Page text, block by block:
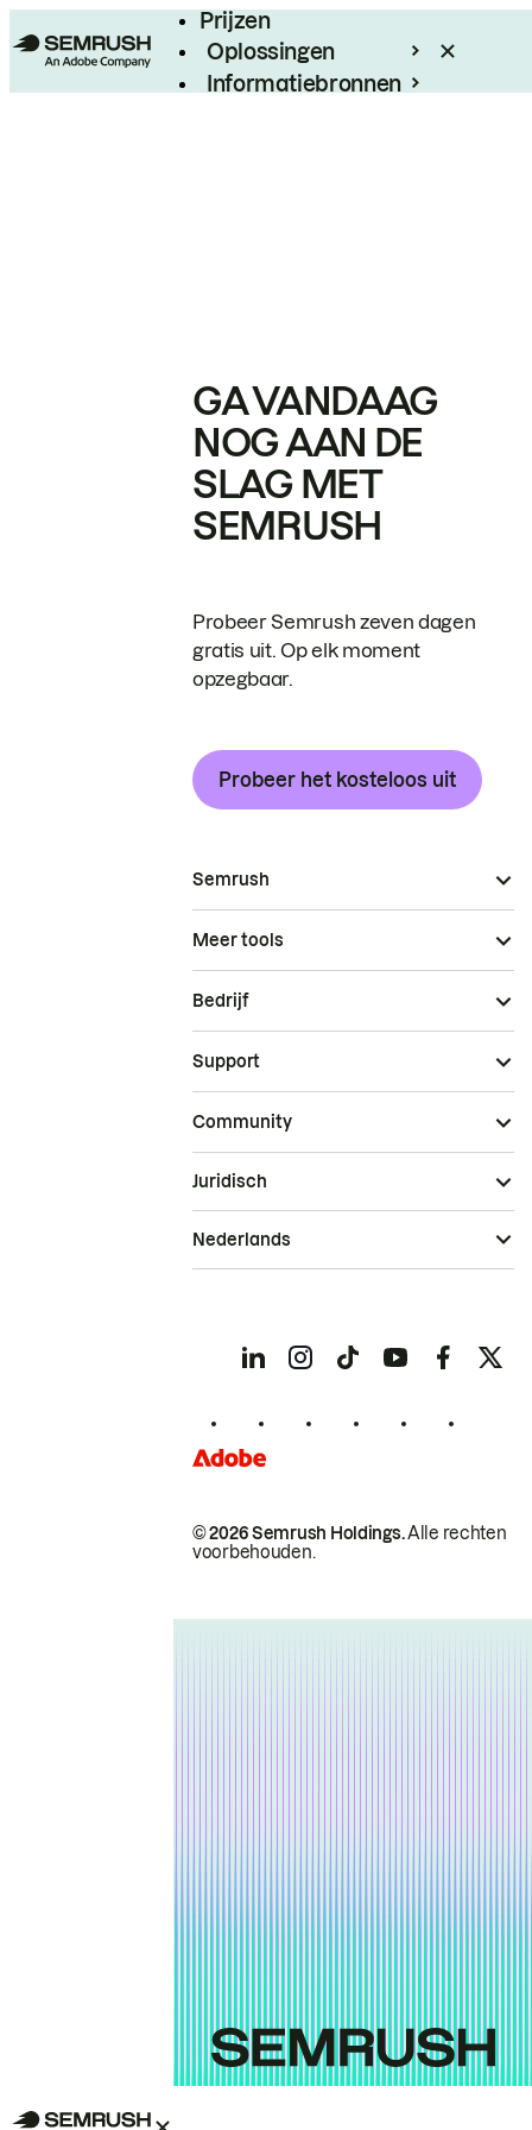
Prijzen
Oplossingen
Informatiebronnen
GA VANDAAG
NOG AAN DE
SLAG MET
SEMRUSH
Probeer Semrush zeven dagen
gratis uit. Op elk moment
opzegbaar.
Probeer het kosteloos uit
Semrush
Meer tools
Bedrijf
Support
Community
© 2026 Semrush Holdings.Alle rechten
voorbehouden.
Juridisch
Nederlands